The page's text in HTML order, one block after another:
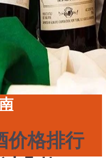
价格排行